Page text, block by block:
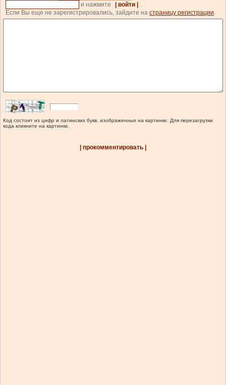
и нажмите
| войти |
.
Если Вы еще не зарегистрировались, зайдите на страницу регистрации.
Код состоит из цифр и латинских букв, изображенных на картинке. Для перезагрузки
кода кликните на картинке.
| прокомментировать |